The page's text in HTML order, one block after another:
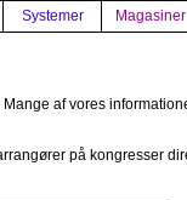
Systemer Magasiner
af vores
på kongresser